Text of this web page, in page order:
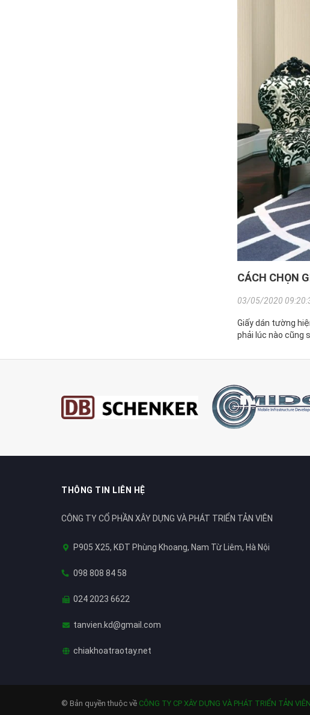
CÁCH CHỌN
03/05/2020
Giấy dán tường
phải lúc nào cũng
THÔNG TIN LIÊN HỆ
CÔNG TY CỔ PHẦN XÂY DỰNG VÀ PHÁT TRIỂN TẢN VIÊN
P905 X25, KĐT Phùng Khoang, Nam Từ Liêm, Hà Nội
098 808 84 58
024 2023 6622
tanvien.kd@gmail.com
chiakhoatraotay.net
© Bản quyền thuộc về CÔNG TY CP XÂY DỰNG VÀ PHÁT TRIỂN TẢN VIÊN